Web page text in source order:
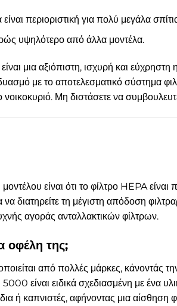
περιοριστική για πολύ μεγάλα
υψηλότερο από άλλα μοντέλα.
μια αξιόπιστη, ισχυρή και εύχρηστη
με το αποτελεσματικό σύστημα
Μη διστάσετε να
είναι ότι το φίλτρο HEPA είναι
διατηρείτε τη μέγιστη απόδοση
αγοράς ανταλλακτικών φίλτρων.
οφέλη της;
από πολλές μάρκες, κάνοντάς
είναι ειδικά σχεδιασμένη με ένα
ή καπνιστές, αφήνοντας μια αίσθηση